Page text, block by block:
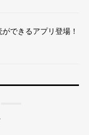
できるアプリ登場！